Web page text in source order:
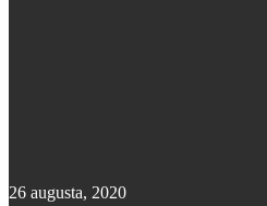
26 augusta, 2020